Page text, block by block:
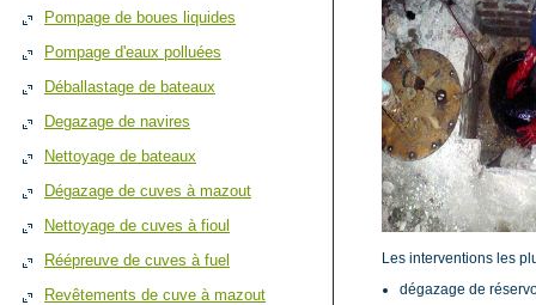
Pompage de boues liquides
Pompage d'eaux polluées
Déballastage de bateaux
Degazage de navires
Nettoyage de bateaux
Dégazage de cuves à mazout
Nettoyage de cuves à fioul
Réépreuve de cuves à fuel
Revêtements de cuve à mazout
Les interventions les
dégazage de